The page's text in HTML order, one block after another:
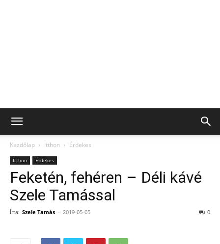
Kezdőlap Itthon Érdekes
Itthon Érdekes
Feketén, fehéren – Déli kávé
Szele Tamással
Írta: Szele Tamás - 2019-05-05 0